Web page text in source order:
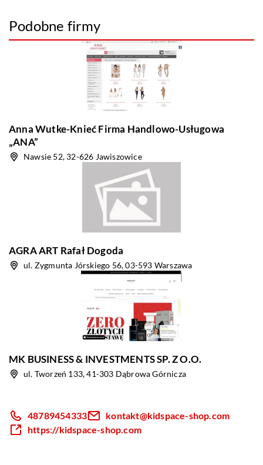
Podobne firmy
Anna Wutke-Knieć Firma Handlowo-Usługowa
„ANA”
Nawsie 52, 32-626 Jawiszowice
AGRA ART Rafał Dogoda
ul. Zygmunta Jórskiego 56, 03-593 Warszawa
MK BUSINESS & INVESTMENTS SP. Z O.O.
ul. Tworzeń 133, 41-303 Dąbrowa Górnicza
48789454333
kontakt@kidspace-shop.com
https://kidspace-shop.com